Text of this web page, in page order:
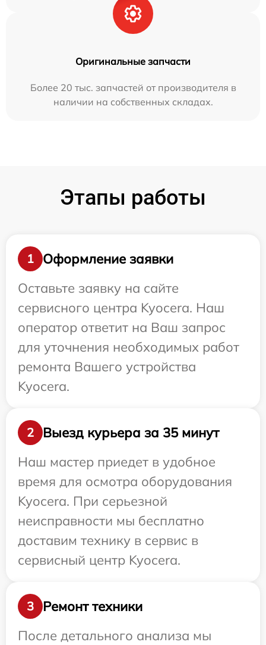
Оригинальные запчасти
Более 20 тыс. запчастей от производителя в
наличии на собственных складах.
Этапы работы
1
Оформление заявки
Оставьте заявку на сайте
сервисного центра Kyocera. Наш
оператор ответит на Ваш запрос
для уточнения необходимых работ
ремонта Вашего устройства
Kyocera.
2
Выезд курьера за 35 минут
Наш мастер приедет в удобное
время для осмотра оборудования
Kyocera. При серьезной
неисправности мы бесплатно
доставим технику в сервис в
сервисный центр Kyocera.
3
Ремонт техники
После детального анализа мы